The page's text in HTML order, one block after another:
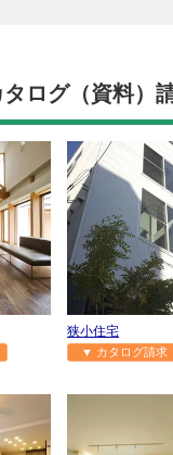
タログ（資料）
狭小住宅
▼ カタログ請